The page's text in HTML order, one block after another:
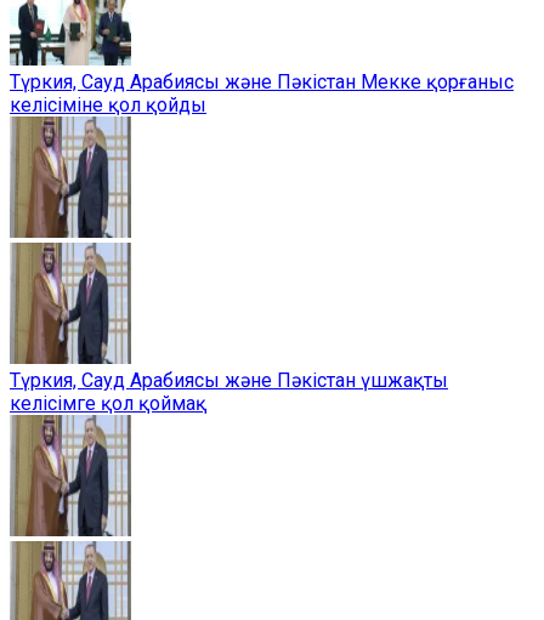
Түркия, Сауд Арабиясы және Пәкістан Мекке қорғаныс
келісіміне қол қойды
Түркия, Сауд Арабиясы және Пәкістан үшжақты
келісімге қол қоймақ